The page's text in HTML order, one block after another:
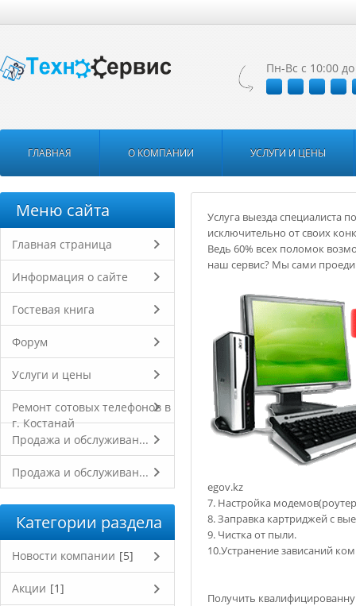
Пн-Вс с 10:00
ГЛАВНАЯ О КОМПАНИИ УСЛУГИ И ЦЕНЫ
Меню сайта
Главная страница
Информация о сайте
Гостевая книга
Форум
Услуги и цены
Ремонт сотовых телефонов в
г. Костанай
Продажа и обслуживан...
Продажа и обслуживан...
Категории раздела
Новости компании [5]
Акции [1]
Услуга выезда специалиста
исключительно от своих
Ведь 60% всех поломок
наш сервис? Мы сами
egov.kz
7. Настройка
8. Заправка картриджей с
9. Чистка от пыли.
10.Устранение зависаний
Получить